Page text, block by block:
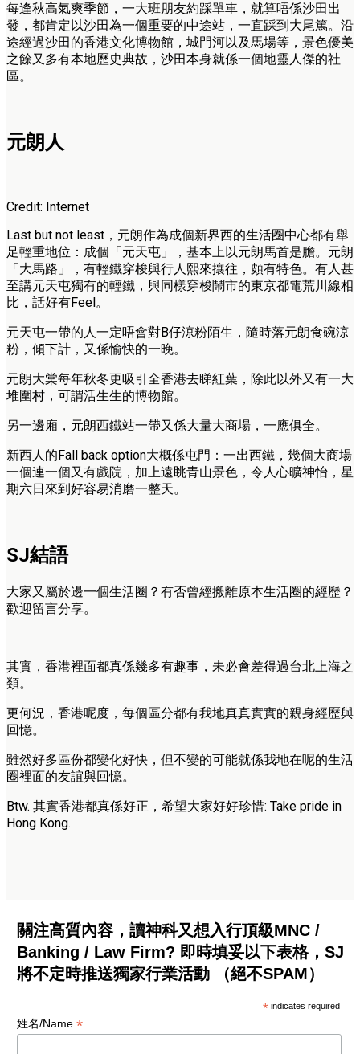
每逢秋高氣爽季節，一大班朋友約踩單車，就算唔係沙田出
發，都肯定以沙田為一個重要的中途站，一直踩到大尾篤。沿
途經過沙田的香港文化博物館，城門河以及馬場等，景色優美
之餘又多有本地歷史典故，沙田本身就係一個地靈人傑的社
區。
元朗人
Credit: Internet
Last but not least，元朗作為成個新界西的生活圈中心都有舉
足輕重地位：成個「元天屯」，基本上以元朗馬首是膽。元朗
「大馬路」，有輕鐵穿梭與行人熙來攘往，頗有特色。有人甚
至講元天屯獨有的輕鐵，與同樣穿梭鬧市的東京都電荒川線相
比，話好有Feel。
元天屯一帶的人一定唔會對B仔涼粉陌生，隨時落元朗食碗涼
粉，傾下計，又係愉快的一晚。
元朗大棠每年秋冬更吸引全香港去睇紅葉，除此以外又有一大
堆圍村，可謂活生生的博物館。
另一邊廂，元朗西鐵站一帶又係大量大商場，一應俱全。
新西人的Fall back option大概係屯門：一出西鐵，幾個大商場
一個連一個又有戲院，加上遠眺青山景色，令人心曠神怡，星
期六日來到好容易消磨一整天。
SJ結語
大家又屬於邊一個生活圈？有否曾經搬離原本生活圈的經歷？
歡迎留言分享。
其實，香港裡面都真係幾多有趣事，未必會差得過台北上海之
類。
更何況，香港呢度，每個區分都有我地真真實實的親身經歷與
回憶。
雖然好多區份都變化好快，但不變的可能就係我地在呢的生活
圈裡面的友誼與回憶。
Btw. 其實香港都真係好正，希望大家好好珍惜: Take pride in
Hong Kong.
關注高質內容，讀神科又想入行頂級MNC /
Banking / Law Firm? 即時填妥以下表格，SJ
將不定時推送獨家行業活動 （絕不SPAM）
* indicates required
姓名/Name *